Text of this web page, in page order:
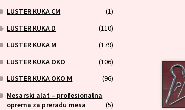
LUSTER KUKA CM
(1)
LUSTER KUKA D
(110)
LUSTER KUKA M
(179)
LUSTER KUKA OKO
(106)
LUSTER KUKA OKO M
(96)
Mesarski alat – profesionalna
oprema za preradu mesa
(5)